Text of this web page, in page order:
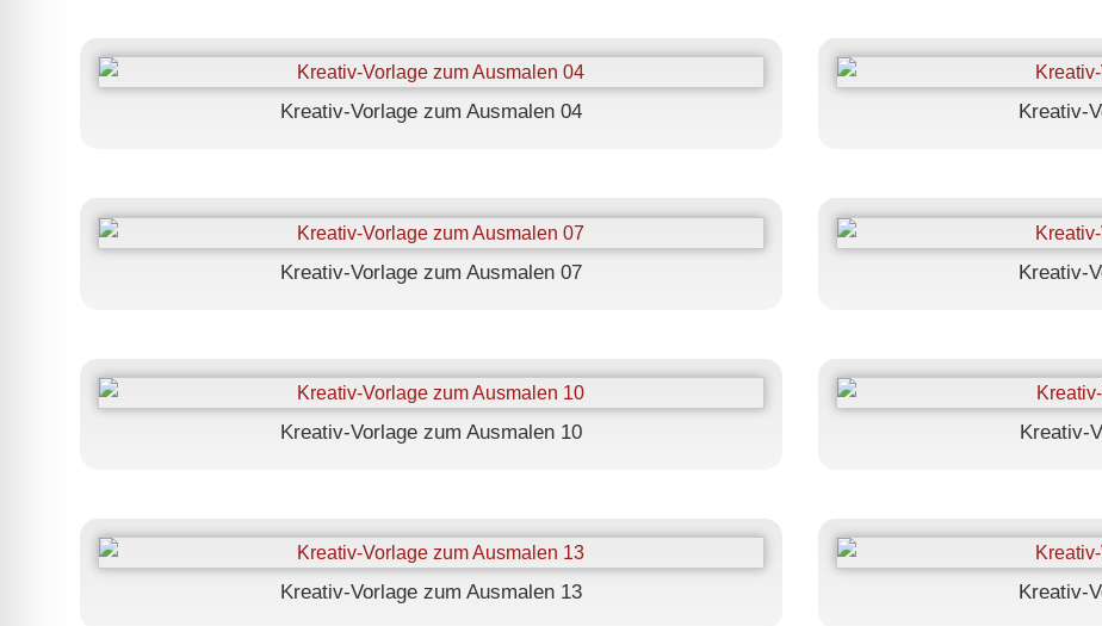
Kreativ-Vorlage zum Ausmalen 04 Kreativ-
Kreativ-Vorlage zum Ausmalen 07 Kreativ-
Kreativ-Vorlage zum Ausmalen 10 Kreativ-
Kreativ-Vorlage zum Ausmalen 13 Kreativ-